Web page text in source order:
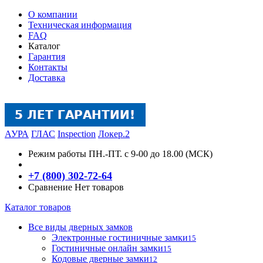
О компании
Техническая информация
FAQ
Каталог
Гарантия
Контакты
Доставка
АУРА ГЛАС Inspection Локер.2
Режим работы ПН.-ПТ. с 9-00 до 18.00 (МСК)
+7 (800) 302-72-64
Сравнение Нет товаров
Каталог товаров
Все виды дверных замков
Электронные гостиничные замки15
Гостиничные онлайн замки15
Кодовые дверные замки12